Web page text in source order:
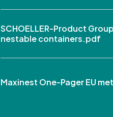
SCHOELLER-Product
nestable containers.pdf
Maxinest One-Pager EU